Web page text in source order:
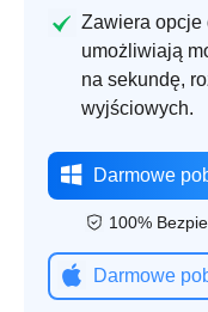
Zawiera opcje
umożliwiają
na sekundę,
wyjściowych.
Darmowe
100%
Darmowe